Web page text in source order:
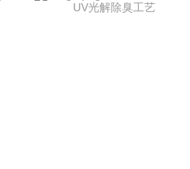
UV光解除臭工艺